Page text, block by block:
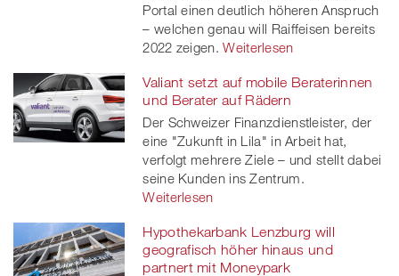
Portal einen deutlich höheren Anspruch
– welchen genau will Raiffeisen bereits
2022 zeigen. Weiterlesen
Valiant setzt auf mobile Beraterinnen
und Berater auf Rädern
Der Schweizer Finanzdienstleister, der
eine "Zukunft in Lila" in Arbeit hat,
verfolgt mehrere Ziele – und stellt dabei
seine Kunden ins Zentrum.
Weiterlesen
Hypothekarbank Lenzburg will
geografisch höher hinaus und
partnert mit Moneypark